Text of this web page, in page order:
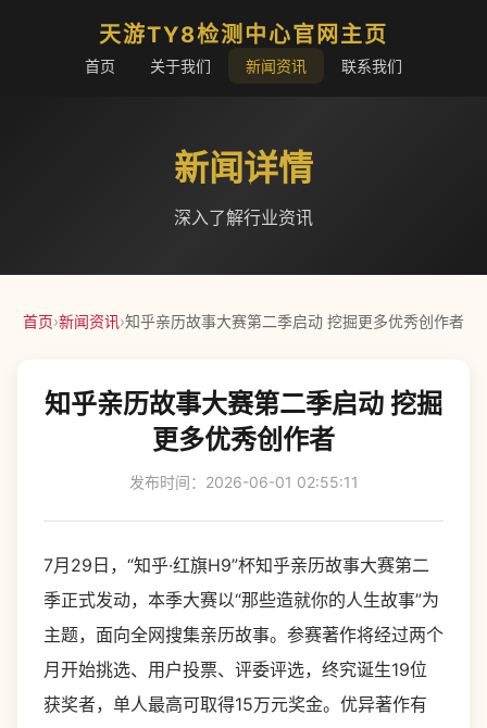
天游TY8检测中心官网主页
首页 关于我们 新闻资讯 联系我们
新闻详情
深入了解行业资讯
首页›新闻资讯›知乎亲历故事大赛第二季启动 挖掘更多优秀创作者
知乎亲历故事大赛第二季启动 挖掘
更多优秀创作者
发布时间：2026-06-01 02:55:11
7月29日，“知乎·红旗H9”杯知乎亲历故事大赛第二
季正式发动，本季大赛以“那些造就你的人生故事”为
主题，面向全网搜集亲历故事。参赛著作将经过两个
月开始挑选、用户投票、评委评选，终究诞生19位
获奖者，单人最高可取得15万元奖金。优异著作有